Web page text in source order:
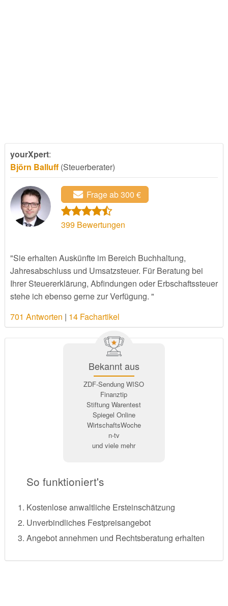
yourXpert:
Björn Balluff(Steuerberater)
Frage ab 300 €
399Bewertungen
"Sie erhalten Auskünfte im Bereich Buchhaltung,
Jahresabschluss und Umsatzsteuer. Für Beratung bei
Ihrer Steuererklärung, Abfindungen oder Erbschaftssteuer
stehe ich ebenso gerne zur Verfügung. "
701 Antworten | 14 Fachartikel
Bekannt aus
ZDF-Sendung WISO
Finanztip
Stiftung Warentest
Spiegel Online
WirtschaftsWoche
n-tv
und viele mehr
So funktioniert's
Kostenlose anwaltliche Ersteinschätzung
Unverbindliches Festpreisangebot
Angebot annehmen und Rechtsberatung erhalten